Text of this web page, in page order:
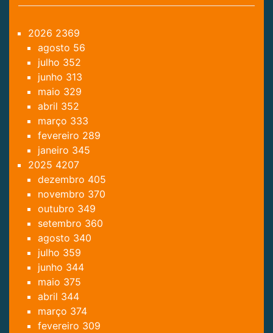
2026 2369
agosto 56
julho 352
junho 313
maio 329
abril 352
março 333
fevereiro 289
janeiro 345
2025 4207
dezembro 405
novembro 370
outubro 349
setembro 360
agosto 340
julho 359
junho 344
maio 375
abril 344
março 374
fevereiro 309